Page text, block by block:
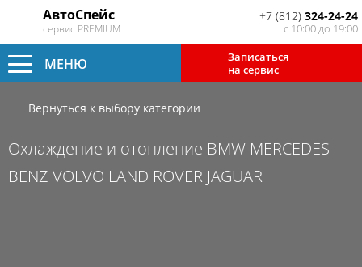
АвтоСпейс
сервис PREMIUM
+7 (812) 324-24-24
с 10:00 до 19:00
Записаться
на сервис
МЕНЮ
Вернуться к выбору категории
Охлаждение и отопление BMW MERCEDES
BENZ VOLVO LAND ROVER JAGUAR